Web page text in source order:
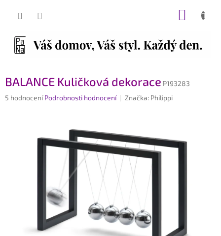
BALANCE Kuličková dekorace P193283
Průměrné
5 hodnocení Podrobnosti hodnocení Značka: Philippi